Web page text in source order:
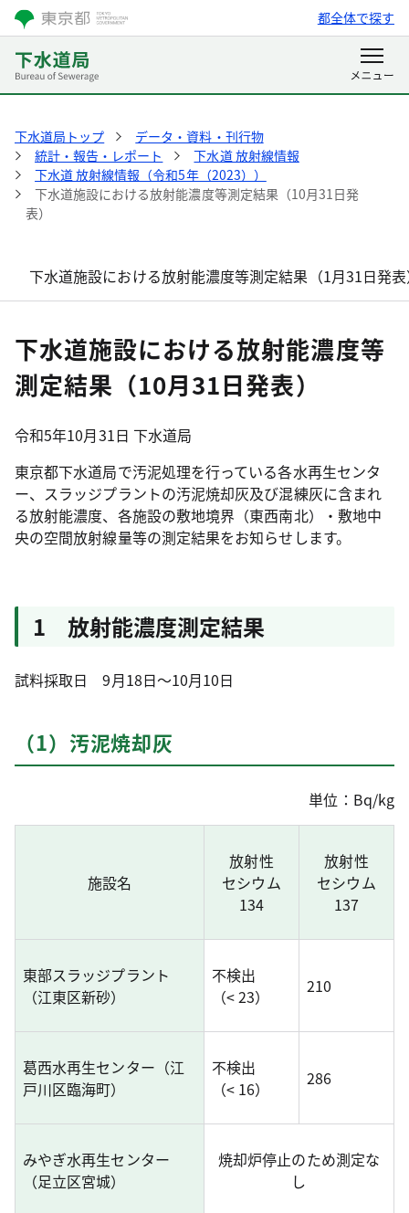
都全体で探す
下水道局トップ
データ・資料・刊行物
統計・報告・レポート
下水道 放射線情報
下水道 放射線情報（令和5年（2023））
下水道施設における放射能濃度等測定結果（10月31日発
表）
下水道施設における放射能濃度等測定結果（1月31日発
下水道施設における放射能濃度等
測定結果（10月31日発表）
令和5年10月31日 下水道局
東京都下水道局で汚泥処理を行っている各水再生センタ
ー、スラッジプラントの汚泥焼却灰及び混練灰に含まれ
る放射能濃度、各施設の敷地境界（東西南北）・敷地中
央の空間放射線量等の測定結果をお知らせします。
1 放射能濃度測定結果
試料採取日 9月18日～10月10日
（1）汚泥焼却灰
単位：Bq/kg
施設名
放射性
セシウム
134
放射性
セシウム
137
東部スラッジプラント
（江東区新砂）
不検出
（< 23）
210
葛西水再生センター（江
戸川区臨海町）
不検出
（< 16）
286
みやぎ水再生センター
（足立区宮城）
焼却炉停止のため測定な
し